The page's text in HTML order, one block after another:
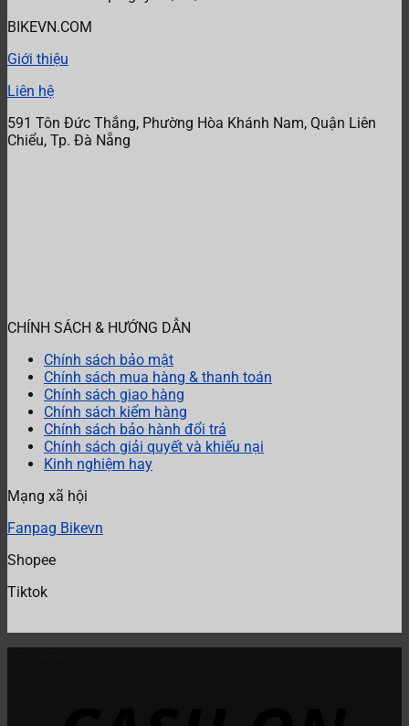
BIKEVN.COM
Giới thiệu
Liên hệ
591 Tôn Đức Thắng, Phường Hòa Khánh Nam, Quận Liên
Chiểu, Tp. Đà Nẵng
CHÍNH SÁCH & HƯỚNG DẪN
Chính sách bảo mật
Chính sách mua hàng & thanh toán
Chính sách giao hàng
Chính sách kiểm hàng
Chính sách bảo hành đổi trả
Chính sách giải quyết và khiếu nại
Kinh nghiệm hay
Mạng xã hội
Fanpag Bikevn
Shopee
Tiktok